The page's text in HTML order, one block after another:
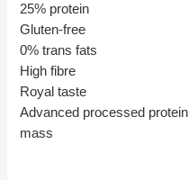
25% protein
Gluten-free
0% trans fats
High fibre
Royal taste
Advanced processed protein
mass